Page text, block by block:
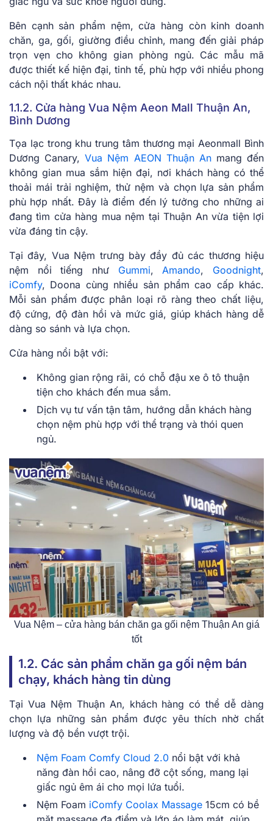
Bên cạnh sản phẩm nệm, cửa hàng còn kinh doanh
chăn, ga, gối, giường điều chỉnh, mang đến giải pháp
trọn vẹn cho không gian phòng ngủ. Các mẫu mã
được thiết kế hiện đại, tinh tế, phù hợp với nhiều phong
cách nội thất khác nhau.
1.1.2. Cửa hàng Vua Nệm Aeon Mall Thuận An,
Bình Dương
Tọa lạc trong khu trung tâm thương mại Aeonmall Bình
Dương Canary,Vua Nệm AEON Thuận Anmang đến
không gian mua sắm hiện đại, nơi khách hàng có thể
thoải mái trải nghiệm, thử nệm và chọn lựa sản phẩm
phù hợp nhất. Đây là điểm đến lý tưởng cho những ai
đang tìm cửa hàng mua nệm tại Thuận An vừa tiện lợi
vừa đáng tin cậy.
Tại đây, Vua Nệm trưng bày đầy đủ các thương hiệu
nệm nổi tiếng như Gummi, Amando, Goodnight,
iComfy, Doona cùng nhiều sản phẩm cao cấp khác.
Mỗi sản phẩm được phân loại rõ ràng theo chất liệu,
độ cứng, độ đàn hồi và mức giá, giúp khách hàng dễ
dàng so sánh và lựa chọn.
Cửa hàng nổi bật với:
Không gian rộng rãi, có chỗ đậu xe ô tô thuận
tiện cho khách đến mua sắm.
Dịch vụ tư vấn tận tâm, hướng dẫn khách hàng
chọn nệm phù hợp với thể trạng và thói quen
ngủ.
Vua Nệm – cửa hàng bán chăn ga gối nệm Thuận An giá
tốt
1.2. Các sản phẩm chăn ga gối nệm bán
chạy, khách hàng tin dùng
Tại Vua Nệm Thuận An, khách hàng có thể dễ dàng
chọn lựa những sản phẩm được yêu thích nhờ chất
lượng và độ bền vượt trội.
Nệm Foam Comfy Cloud 2.0 nổi bật với khả
năng đàn hồi cao, nâng đỡ cột sống, mang lại
giấc ngủ êm ái cho mọi lứa tuổi.
Nệm Foam iComfy Coolax Massage 15cm có bề